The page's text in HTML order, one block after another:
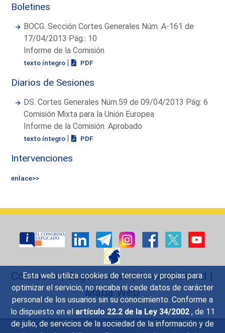
Esta web utiliza cookies de terceros y propias para
optimizar el servicio, no recaba ni cede datos de carácter
personal de los usuarios sin su conocimiento. Conforme a
lo dispuesto en el artículo 22.2 de la Ley 34/2002 , de 11
de julio, de servicios de la sociedad de la información y de
Boletines
BOCG. Sección Cortes Generales Núm. A-161 de
17/04/2013 Pág.: 10
Informe de la Comisión
texto íntegro | PDF
Diarios de Sesiones
DS. Cortes Generales Núm.59 de 09/04/2013 Pág: 6
Comisión Mixta para la Unión Europea
Informe de la Comisión. Aprobado
texto íntegro | PDF
Intervenciones
enlace>>
Contacto|Sugerencias|Accesibilidad |
Mapa Web